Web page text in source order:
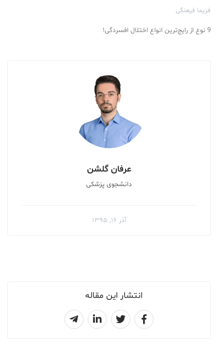
انتشار این مقاله
فریما فرهنگی
9 نوع از رایج‌ترین انواع اختلال افسردگی!
عرفان گلشن
دانشجوی پزشکی
آذر ۱۶, ۱۳۹۵